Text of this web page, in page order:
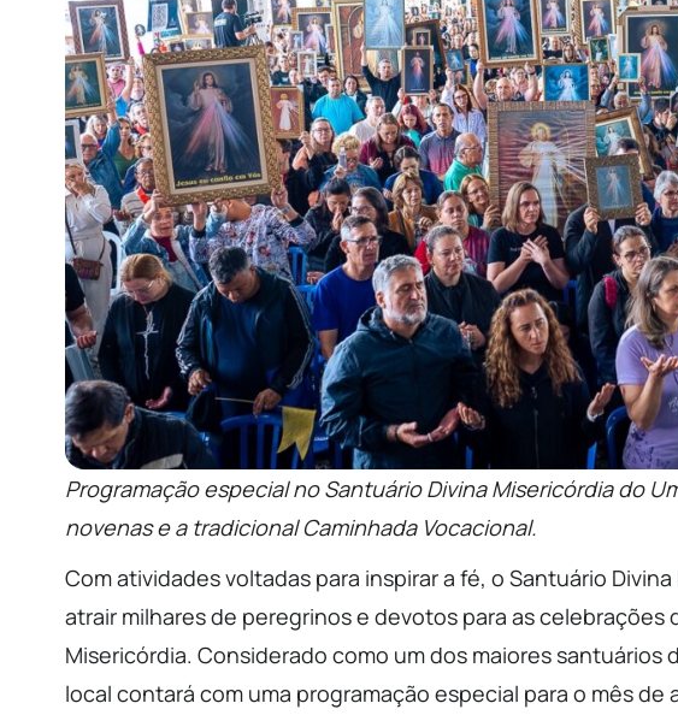
Programação especial no Santuário Divina Misericórdia do
novenas e a tradicional Caminhada Vocacional.
Com atividades voltadas para inspirar a fé, o Santuário
atrair milhares de peregrinos e devotos para as celebrações
Misericórdia. Considerado como um dos maiores santuários
local contará com uma programação especial para o mês de